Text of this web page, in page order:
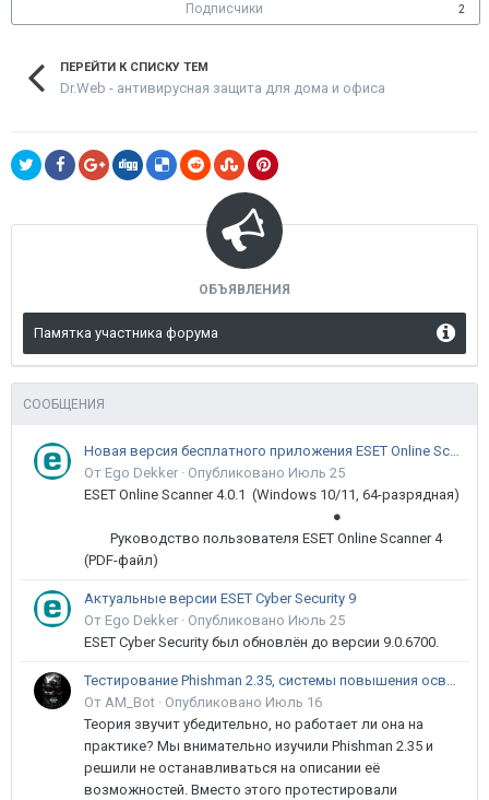
Подписчики 2
ПЕРЕЙТИ К СПИСКУ ТЕМ
Dr.Web - антивирусная защита для дома и офиса
ОБЪЯВЛЕНИЯ
Памятка участника форума
СООБЩЕНИЯ
Новая версия бесплатного приложения ESET Online Scanner доступна пользователям
От Ego Dekker · Опубликовано Июль 25
ESET Online Scanner 4.0.1 (Windows 10/11, 64-разрядная)
●
Руководство пользователя ESET Online Scanner 4
(PDF-файл)
Актуальные версии ESET Cyber Security 9
От Ego Dekker · Опубликовано Июль 25
ESET Cyber Security был обновлён до версии 9.0.6700.
Тестирование Phishman 2.35, системы повышения осведомлённости пользователей в сфере ИБ
От AM_Bot · Опубликовано Июль 16
Теория звучит убедительно, но работает ли она на
практике? Мы внимательно изучили Phishman 2.35 и
решили не останавливаться на описании её
возможностей. Вместо этого протестировали